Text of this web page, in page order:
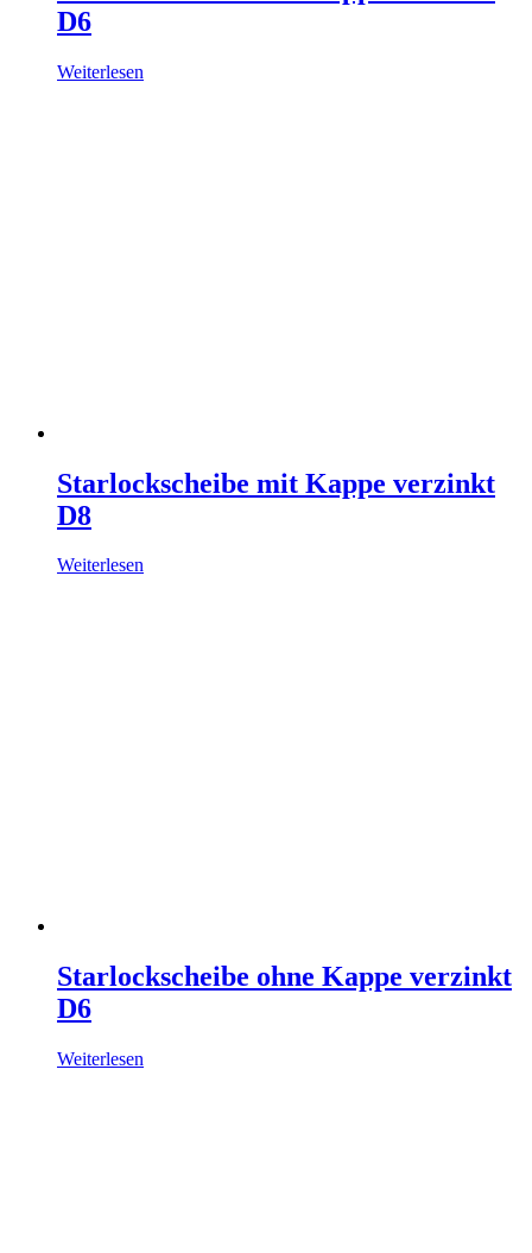
D6
Weiterlesen
Starlockscheibe mit Kappe verzinkt
D8
Weiterlesen
Starlockscheibe ohne Kappe verzinkt
D6
Weiterlesen